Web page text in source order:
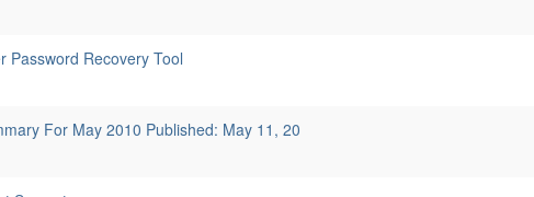
Password Recovery Tool
For May 2010 Published: May 11, 20